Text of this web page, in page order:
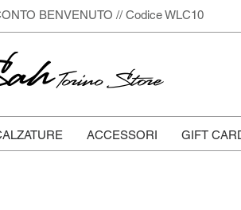
BENVENUTO // Codice WLC10
Torino Store
ACCESSORI GIFT